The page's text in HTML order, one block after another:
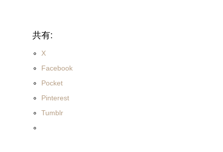
共有:
X
Facebook
Pocket
Pinterest
Tumblr